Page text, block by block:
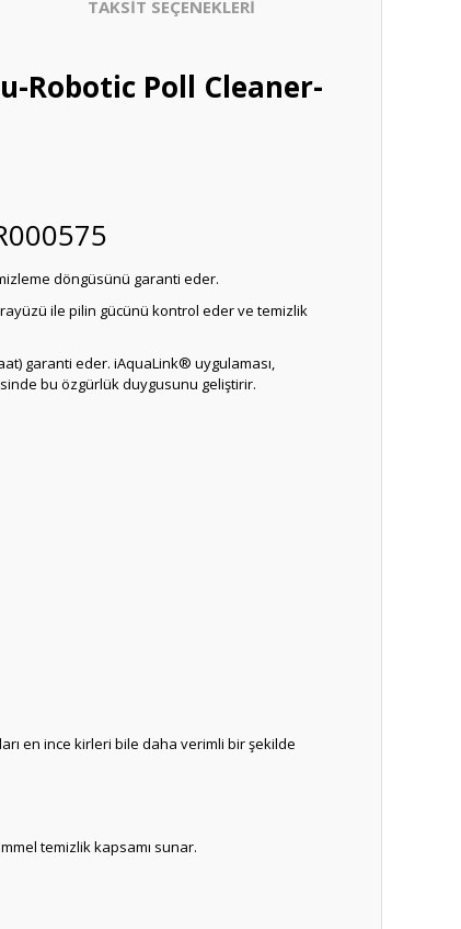
TAKSİT SEÇENEKLERİ
Robotic Poll Cleaner-
döngüsünü garanti eder.
ile pilin gücünü kontrol eder ve temizlik
garanti eder. iAquaLink® uygulaması,
bu özgürlük duygusunu geliştirir.
en ince kirleri bile daha verimli bir şekilde
temizlik kapsamı sunar.